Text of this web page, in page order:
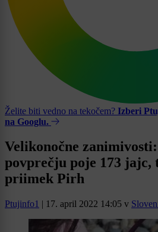
Želite biti vedno na tekočem? Izberi
na Googlu.
Velikonočne
povprečju poje 173
priimek Pirh
Ptujinfo1 | 17. april 2022 14:05 v